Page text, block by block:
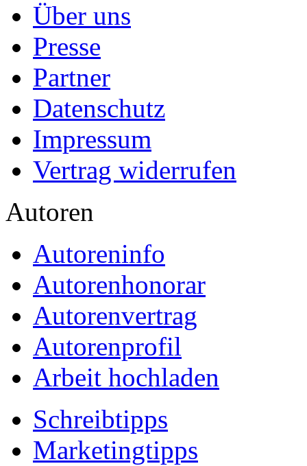
Über uns
Presse
Partner
Datenschutz
Impressum
Vertrag widerrufen
Autoren
Autoreninfo
Autorenhonorar
Autorenvertrag
Autorenprofil
Arbeit hochladen
Schreibtipps
Marketingtipps